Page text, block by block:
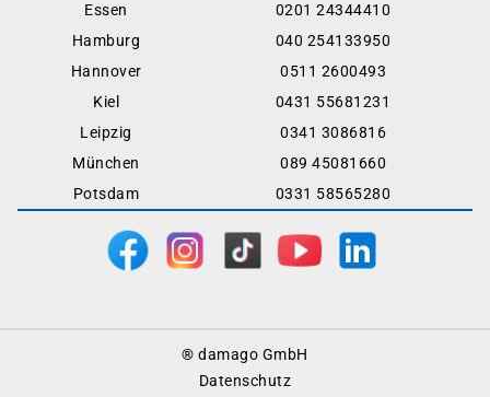
Essen
0201 24344410
Hamburg
040 254133950
Hannover
0511 2600493
Kiel
0431 55681231
Leipzig
0341 3086816
München
089 45081660
Potsdam
0331 58565280
® damago GmbH
Datenschutz